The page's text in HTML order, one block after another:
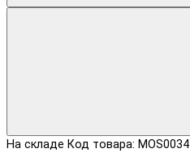
На складе Код товара: MOS0034